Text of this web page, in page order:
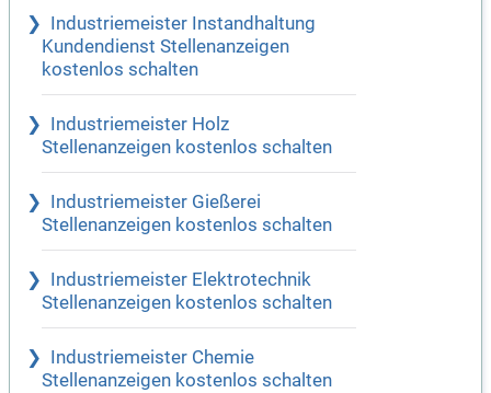
Industriemeister Instandhaltung
Kundendienst Stellenanzeigen
kostenlos schalten
Industriemeister Holz
Stellenanzeigen kostenlos schalten
Industriemeister Gießerei
Stellenanzeigen kostenlos schalten
Industriemeister Elektrotechnik
Stellenanzeigen kostenlos schalten
Industriemeister Chemie
Stellenanzeigen kostenlos schalten